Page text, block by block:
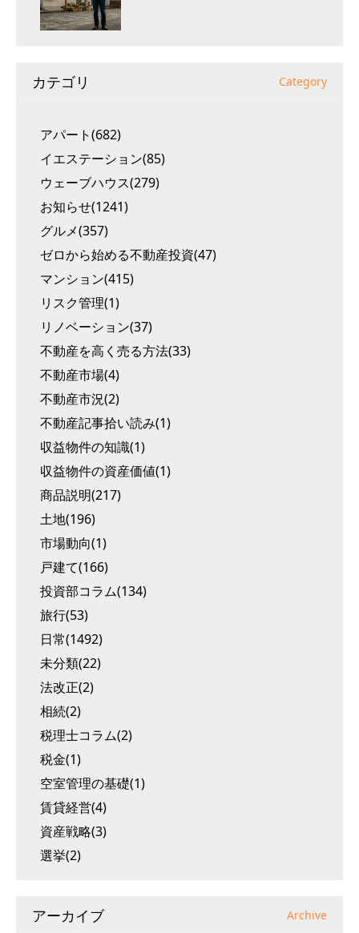
カテゴリ Category
アパート(682)
イエステーション(85)
ウェーブハウス(279)
お知らせ(1241)
グルメ(357)
ゼロから始める不動産投資(47)
マンション(415)
リスク管理(1)
リノベーション(37)
不動産を高く売る方法(33)
不動産市場(4)
不動産市況(2)
不動産記事拾い読み(1)
収益物件の知識(1)
収益物件の資産価値(1)
商品説明(217)
土地(196)
市場動向(1)
戸建て(166)
投資部コラム(134)
旅行(53)
日常(1492)
未分類(22)
法改正(2)
相続(2)
税理士コラム(2)
税金(1)
空室管理の基礎(1)
賃貸経営(4)
資産戦略(3)
選挙(2)
アーカイブ Archive